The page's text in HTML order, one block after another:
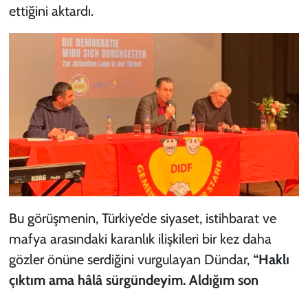
ettiğini aktardı.
Bu görüşmenin, Türkiye’de siyaset, istihbarat ve
mafya arasındaki karanlık ilişkileri bir kez daha
gözler önüne serdiğini vurgulayan Dündar, “Haklı
çıktım ama hâlâ sürgündeyim. Aldığım son